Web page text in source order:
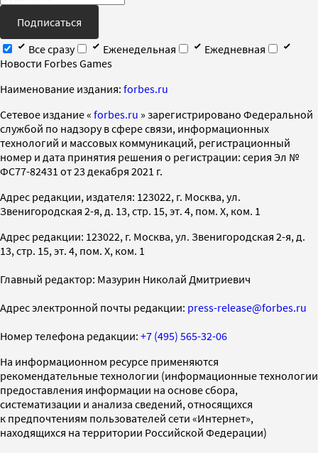
Подписаться
Все сразу
Еженедельная
Ежедневная
Новости Forbes Games
Наименование издания: forbes.ru
Cетевое издание « forbes.ru » зарегистрировано Федеральной
службой по надзору в сфере связи, информационных
технологий и массовых коммуникаций, регистрационный
номер и дата принятия решения о регистрации: серия Эл №
ФС77-82431 от 23 декабря 2021 г.
Адрес редакции, издателя: 123022, г. Москва, ул.
Звенигородская 2-я, д. 13, стр. 15, эт. 4, пом. X, ком. 1
Адрес редакции: 123022, г. Москва, ул. Звенигородская 2-я, д.
13, стр. 15, эт. 4, пом. X, ком. 1
Главный редактор: Мазурин Николай Дмитриевич
Адрес электронной почты редакции: press-release@forbes.ru
Номер телефона редакции: +7 (495) 565-32-06
На информационном ресурсе применяются
рекомендательные технологии (информационные технологии
предоставления информации на основе сбора,
систематизации и анализа сведений, относящихся
к предпочтениям пользователей сети «Интернет»,
находящихся на территории Российской Федерации)